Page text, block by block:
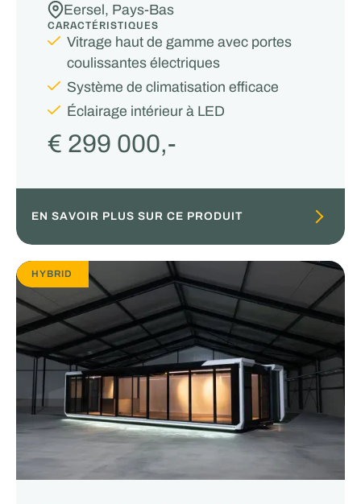
Eersel, Pays-Bas
CARACTÉRISTIQUES
Vitrage haut de gamme avec portes
coulissantes électriques
Système de climatisation efficace
Éclairage intérieur à LED
€ 299 000,-
EN SAVOIR PLUS SUR CE PRODUIT
HYBRID